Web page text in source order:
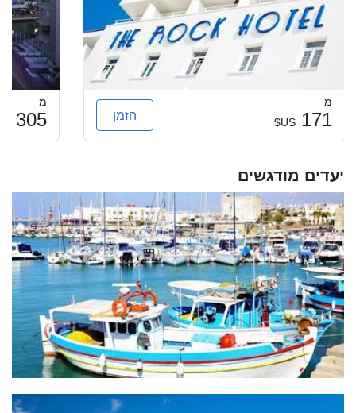
מ
171
US$ הזמן
מ
305
יעדים מודגשים